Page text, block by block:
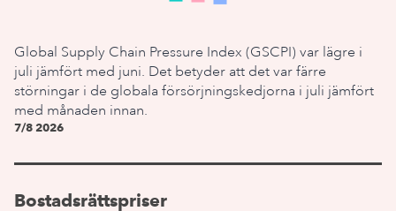
Global Supply Chain Pressure Index (GSCPI) var lägre i
juli jämfört med juni. Det betyder att det var färre
störningar i de globala försörjningskedjorna i juli jämfört
med månaden innan.
7/8 2026
Bostadsrättspriser